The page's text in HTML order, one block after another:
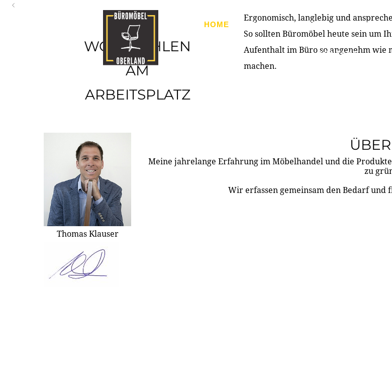
HOME PRODUKTE ÜBER UNS
KONTAKT
WOHLFÜHLEN
AM
ARBEITSPLATZ
Ergonomisch, langlebig und
So sollten Büromöbel heute sein um
Aufenthalt im Büro so angenehm wie
machen.
Thomas Klauser
Meine jahrelange Erfahrung im Möbelhandel und die
zu
Wir erfassen gemeinsam den Bedarf